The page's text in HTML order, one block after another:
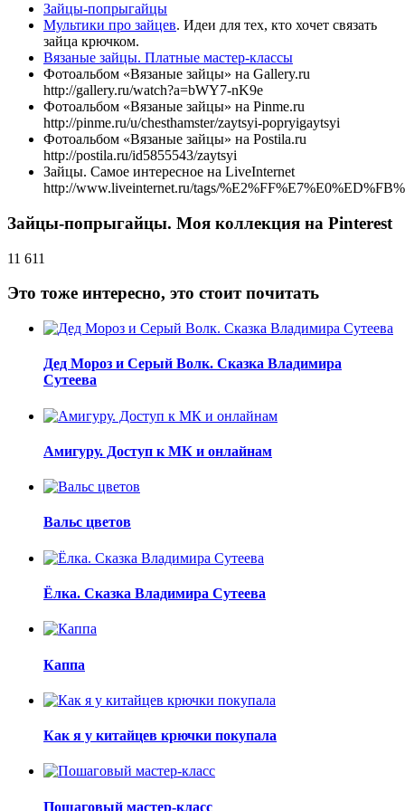
Зайцы-попрыгайцы
Мультики про зайцев. Идеи для тех, кто хочет связать
зайца крючком.
Вязаные зайцы. Платные мастер-классы
Фотоальбом «Вязаные зайцы» на Gallery.ru
http://gallery.ru/watch?a=bWY7-nK9e
Фотоальбом «Вязаные зайцы» на Pinme.ru
http://pinme.ru/u/chesthamster/zaytsyi-popryigaytsyi
Фотоальбом «Вязаные зайцы» на Postila.ru
http://postila.ru/id5855543/zaytsyi
Зайцы. Самое интересное на LiveInternet
http://www.liveinternet.ru/tags/
Зайцы-попрыгайцы. Моя коллекция на Pinterest
11 611
Это тоже интересно, это стоит почитать
Дед Мороз и Серый Волк. Сказка Владимира
Сутеева
Амигуру. Доступ к МК и онлайнам
Вальс цветов
Ёлка. Сказка Владимира Сутеева
Каппа
Как я у китайцев крючки покупала
Пошаговый мастер-класс